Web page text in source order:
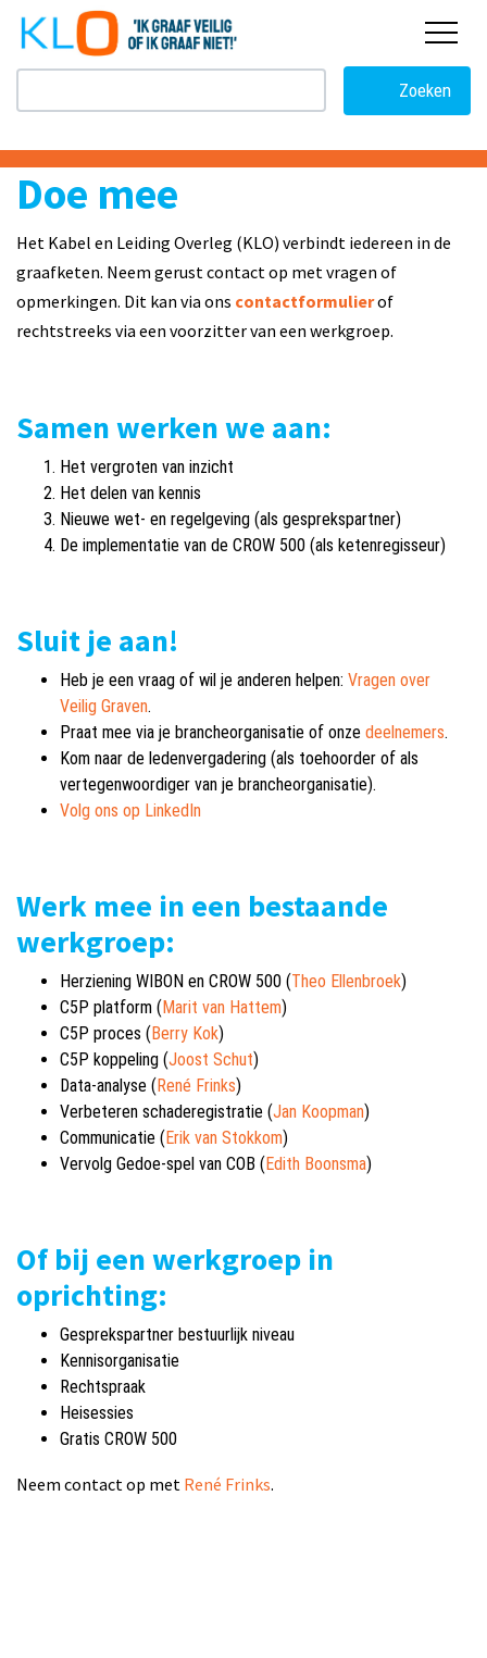
overslaan
Zoeken
Doe mee
Het Kabel en Leiding Overleg (KLO) verbindt iedereen in de
graafketen. Neem gerust contact op met vragen of
opmerkingen. Dit kan via ons contactformulierof
rechtstreeks via een voorzitter van een werkgroep.
Samen werken we aan:
Het vergroten van inzicht
Het delen van kennis
Nieuwe wet- en regelgeving (als gesprekspartner)
De implementatie van de CROW 500 (als ketenregisseur)
Sluit je aan!
Heb je een vraag of wil je anderen helpen: Vragen over
Veilig Graven.
Praat mee via je brancheorganisatie of onze deelnemers.
Kom naar de ledenvergadering (als toehoorder of als
vertegenwoordiger van je brancheorganisatie).
Volg ons op LinkedIn
Werk mee in een bestaande
werkgroep:
Herziening WIBON en CROW 500 (Theo Ellenbroek)
C5P platform (Marit van Hattem)
C5P proces (Berry Kok)
C5P koppeling (Joost Schut)
Data-analyse (René Frinks)
Verbeteren schaderegistratie (Jan Koopman)
Communicatie (Erik van Stokkom)
Vervolg Gedoe-spel van COB (Edith Boonsma)
Of bij een werkgroep in
oprichting:
Gesprekspartner bestuurlijk niveau
Kennisorganisatie
Rechtspraak
Heisessies
Gratis CROW 500
Neem contact op met René Frinks.